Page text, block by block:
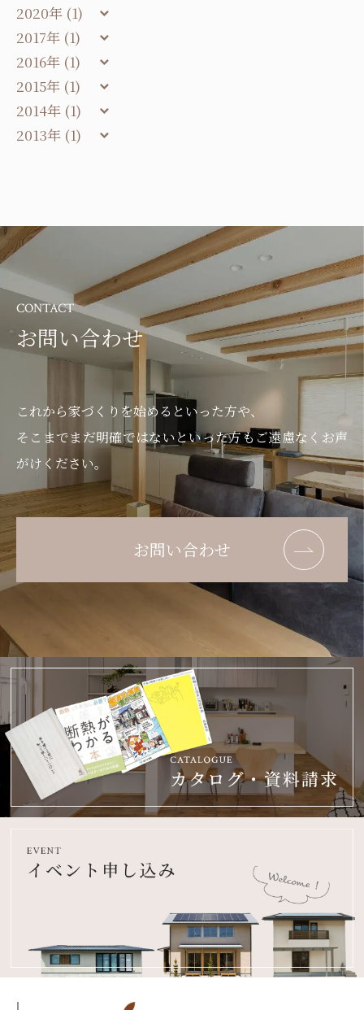
2020年 (1)
2017年 (1)
2016年 (1)
2015年 (1)
2014年 (1)
2013年 (1)
CONTACT
お問い合わせ
これから家づくりを始めるといった方や、
そこまでまだ明確ではないといった方もご遠慮なくお声
がけください。
お問い合わせ